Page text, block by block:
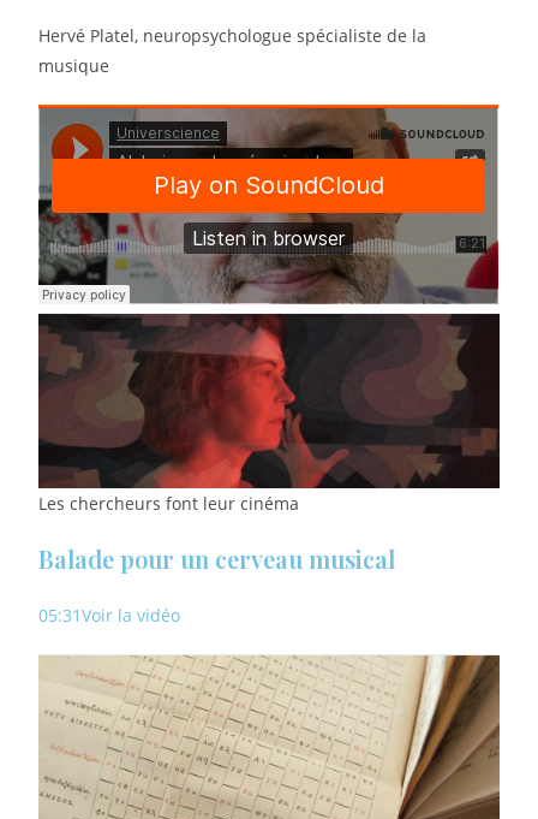
Hervé Platel, neuropsychologue spécialiste de la
musique
Les chercheurs font leur cinéma
Balade pour un cerveau musical
05:31Voir la vidéo